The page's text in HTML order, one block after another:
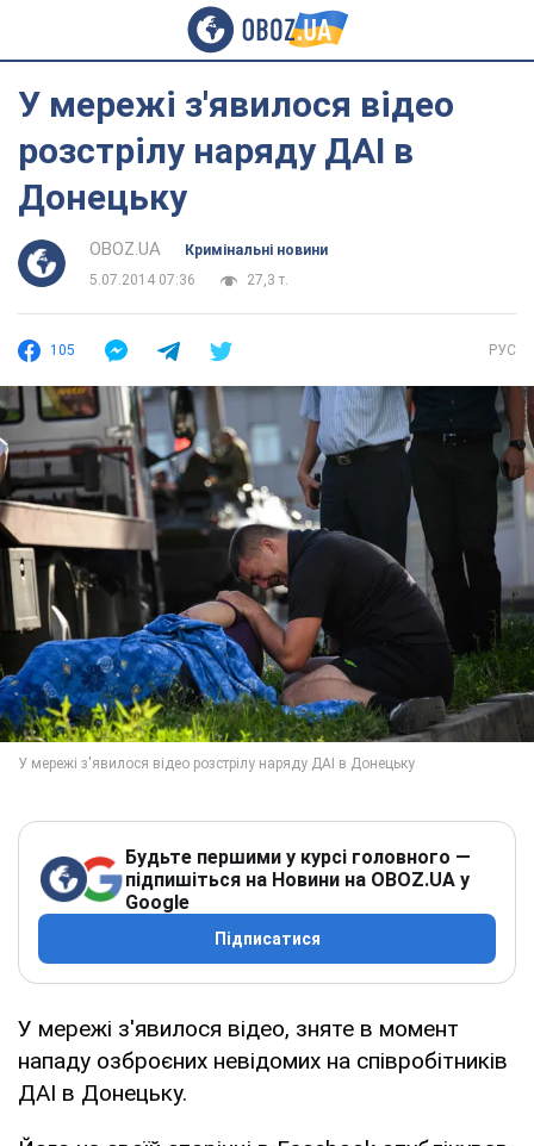
У мережі з'явилося відео
розстрілу наряду ДАІ в
Донецьку
OBOZ.UA
Кримінальні новини
5.07.2014 07:36
27,3 т.
105 РУС
Будьте першими у курсі головного —
підпишіться на Новини на OBOZ.UA у
Google
Підписатися
У мережі з'явилося відео, зняте в момент
нападу озброєних невідомих на співробітників
ДАІ в Донецьку.